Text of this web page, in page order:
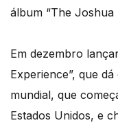
álbum “The Joshua
Em dezembro
Experience”, que
mundial, que
Estados Unidos, e